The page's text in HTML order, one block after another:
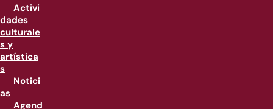
Activi
dades
culturale
s y
artística
s
Notici
as
Agend